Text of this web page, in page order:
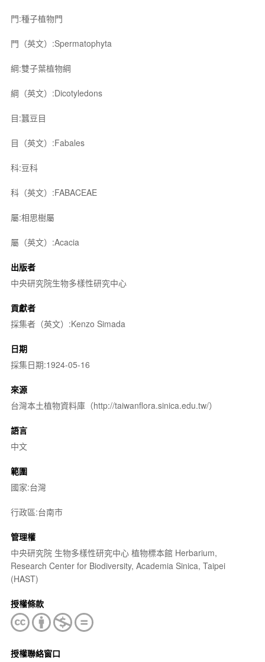
門:種子植物門
門（英文）:Spermatophyta
綱:雙子葉植物綱
綱（英文）:Dicotyledons
目:蠶豆目
目（英文）:Fabales
科:豆科
科（英文）:FABACEAE
屬:相思樹屬
屬（英文）:Acacia
出版者
中央研究院生物多樣性研究中心
貢獻者
採集者（英文）:Kenzo Simada
日期
採集日期:1924-05-16
來源
台灣本土植物資料庫（http://taiwanflora.sinica.edu.tw/）
語言
中文
範圍
國家:台灣
行政區:台南市
管理權
中央研究院 生物多樣性研究中心 植物標本館 Herbarium,
Research Center for Biodiversity, Academia Sinica, Taipei
(HAST)
授權條款
授權聯絡窗口